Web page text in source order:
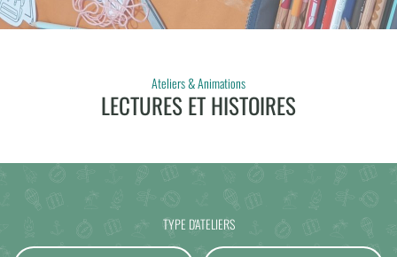
Ateliers & Animations
LECTURES ET HISTOIRES
TYPE D'ATELIERS